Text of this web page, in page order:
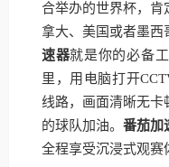
合举办的世界杯，肯
拿大、美国或者墨西
速器就是你的必备
里，用电脑打开
线路，画面清晰无
的球队加油。番茄加
全程享受沉浸式观赛